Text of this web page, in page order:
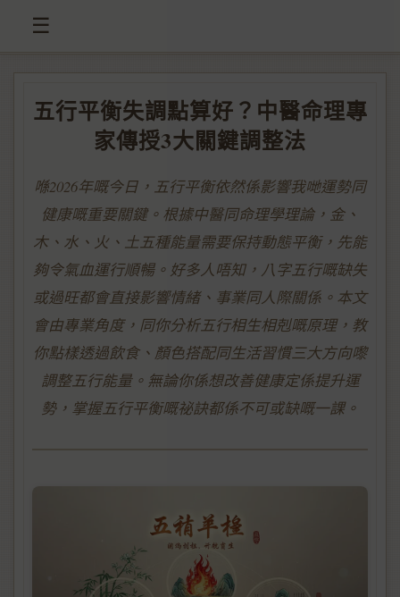
☰
五行平衡失調點算好？中醫命理專
家傳授3大關鍵調整法
喺2026年嘅今日，五行平衡依然係影響我哋運勢同
健康嘅重要關鍵。根據中醫同命理學理論，金、
木、水、火、土五種能量需要保持動態平衡，先能
夠令氣血運行順暢。好多人唔知，八字五行嘅缺失
或過旺都會直接影響情緒、事業同人際關係。本文
會由專業角度，同你分析五行相生相剋嘅原理，教
你點樣透過飲食、顏色搭配同生活習慣三大方向嚟
調整五行能量。無論你係想改善健康定係提升運
勢，掌握五行平衡嘅祕訣都係不可或缺嘅一課。